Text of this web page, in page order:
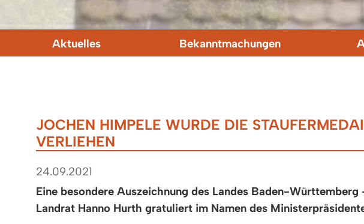
Aktuelles Bekanntmachungen
JOCHEN HIMPELE WURDE DIE
VERLIEHEN
24.09.2021
Eine besondere Auszeichnung des Landes Baden-Württemberg
Landrat Hanno Hurth gratuliert im Namen des